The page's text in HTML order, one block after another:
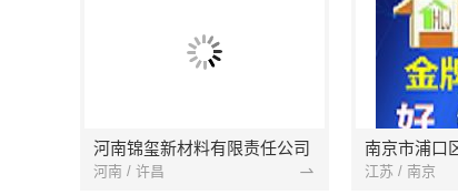
河南锦玺新材料有限责任公司
河南 / 许昌 江苏 / 南京